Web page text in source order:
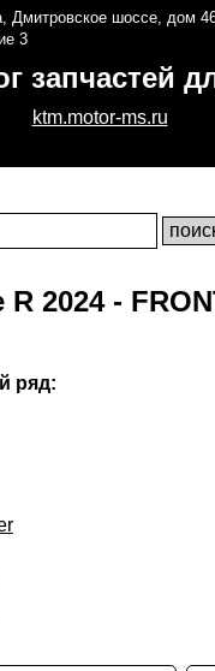
Дмитровское шоссе, дом
3
запчастей
ktm.motor-ms.ru
2024 -
ряд: